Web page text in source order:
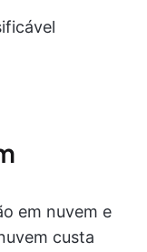
em nuvem e
custa